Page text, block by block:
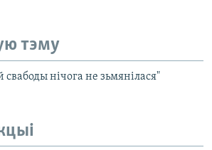
тэму
свабоды нічога не зьмянілася"